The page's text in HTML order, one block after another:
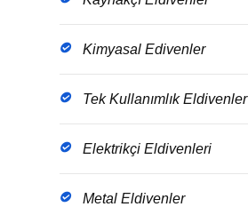
Kimyasal Edivenler
Tek Kullanımlık Eldivenler
Elektrikçi Eldivenleri
Metal Eldivenler